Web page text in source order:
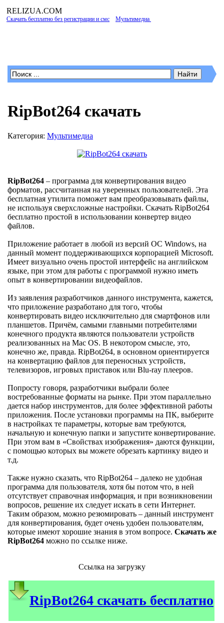
RELIZUA.COM
Скачать бесплатно без регистрации и смс Мультимедиа
RipBot264 скачать
Категория: Мультимедиа
RipBot264 – программа для конвертирования видео
форматов, рассчитанная на уверенных пользователей. Эта
бесплатная утилита поможет вам преобразовывать файлы,
не используя сверхсложные настройки. Скачать RipBot264
бесплатно простой в использовании конвертер видео
файлов.
Приложение работает в любой из версий ОС Windows, на
данный момент поддерживающихся корпорацией Microsoft.
Имеет визуально очень простой интерфейс на английском
языке, при этом для работы с программой нужно иметь
опыт в конвертировании видеофайлов.
Из заявления разработчиков данного инструмента, кажется,
что приложение разработано для того, чтобы
конвертировать видео исключительно для смартфонов или
планшетов. Причём, самыми главными потребителями
конечного продукта являются пользователи устройств
реализованных на Mac OS. В некотором смысле, это,
конечно же, правда. RipBot264, в основном ориентируется
на конвертацию файлов для переносных устройств,
телевизоров, игровых приставок или Blu-ray плееров.
Попросту говоря, разработчики выбрали более
востребованные форматы на рынке. При этом параллельно
дается набор инструментов, для более эффективной работы
приложения. После установки программы на ПК, выберите
в настройках те параметры, которые вам требуются,
начальную и конечную папки и запустите конвертирование.
При этом вам в «Свойствах изображения» даются функции,
с помощью которых вы можете обрезать картинку видео и
т.д.
Также нужно сказать, что RipBot264 – далеко не удобная
программа для пользователя, хотя бы потом что, в ней
отсутствует справочная информация, и при возникновении
вопросов, решение их следует искать в сети Интернет.
Таким образом, можно резюмировать – данный инструмент
для конвертирования, будет очень удобен пользователям,
которые имеют хорошие знания в этом вопросе. Скачать же
RipBot264 можно по ссылке ниже.
Ссылка на загрузку
RipBot264 скачать бесплатно